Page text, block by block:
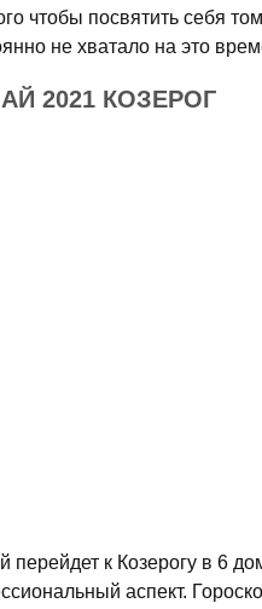
чтобы посвятить себя
не хватало на это
2021 КОЗЕРОГ
к Козерогу в 6
аспект.